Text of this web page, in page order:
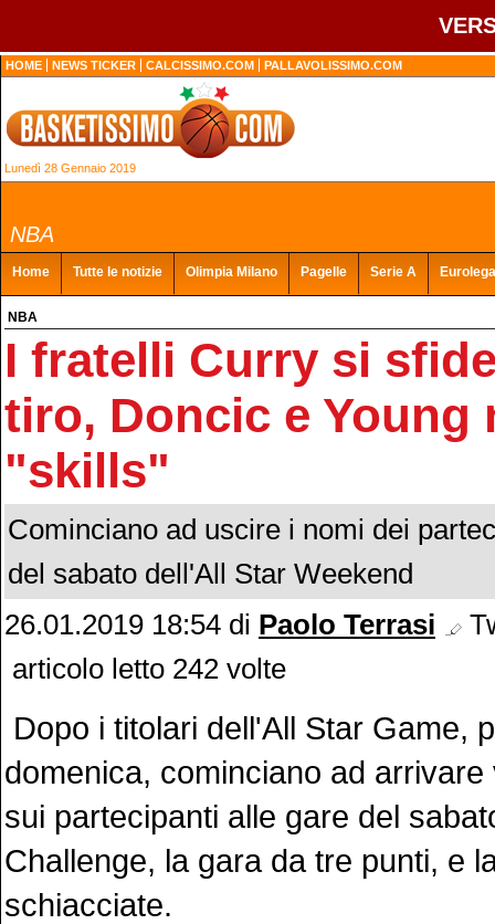
HOME NEWS TICKER CALCISSIMO.COM PALLAVOLISSIMO.COM
Lunedì 28 Gennaio 2019
NBA
Home Tutte le notizie Olimpia Milano Pagelle Serie A Eurolega
NBA
I fratelli Curry si
tiro, Doncic e Young
"skills"
Cominciano ad uscire i nomi dei
del sabato dell'All Star Weekend
26.01.2019 18:54 di Paolo Terrasi
articolo letto 242 volte
Dopo i titolari dell'All Star Game,
domenica, cominciano ad
sui partecipanti alle gare del
Challenge, la gara da tre punti, e
schiacciate.